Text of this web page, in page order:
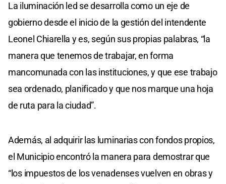
La iluminación led se desarrolla como un eje de
gobierno desde el inicio de la gestión del intendente
Leonel Chiarella y es, según sus propias palabras, “la
manera que tenemos de trabajar, en forma
mancomunada con las instituciones, y que ese trabajo
sea ordenado, planificado y que nos marque una hoja
de ruta para la ciudad”.
Además, al adquirir las luminarias con fondos propios,
el Municipio encontró la manera para demostrar que
“los impuestos de los venadenses vuelven en obras y